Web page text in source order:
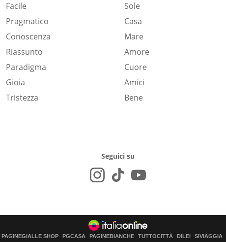
Facile
Pragmatico
Conoscenza
Riassunto
Paradigma
Gioia
Tristezza
Sole
Casa
Mare
Amore
Cuore
Amici
Bene
Seguici su
PAGINEGIALLE SHOP PGCASA PAGINEBIANCHE TUTTOCITTÀ DILEI SIVIAGGIA